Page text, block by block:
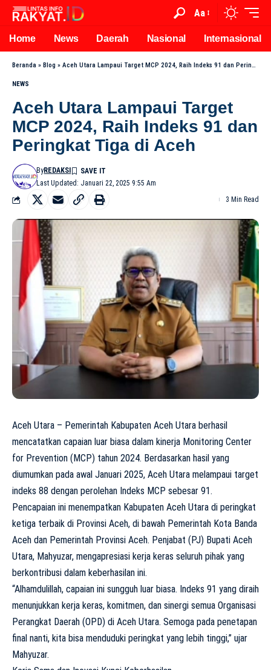
Aa
Home News Daerah Nasional Internasional
Beranda » Blog » Aceh Utara Lampaui Target MCP 2024, Raih Indeks 91 dan Peringkat Tiga di Aceh
NEWS
Aceh Utara Lampaui Target
MCP 2024, Raih Indeks 91 dan
Peringkat Tiga di Aceh
Last Updated: Januari 22, 2025 9:55 Am
ByREDAKSI
3 Min Read
Aceh Utara – Pemerintah Kabupaten Aceh Utara berhasil
mencatatkan capaian luar biasa dalam kinerja Monitoring Center
for Prevention (MCP) tahun 2024. Berdasarkan hasil yang
diumumkan pada awal Januari 2025, Aceh Utara melampaui target
indeks 88 dengan perolehan Indeks MCP sebesar 91.
Pencapaian ini menempatkan Kabupaten Aceh Utara di peringkat
ketiga terbaik di Provinsi Aceh, di bawah Pemerintah Kota Banda
Aceh dan Pemerintah Provinsi Aceh. Penjabat (PJ) Bupati Aceh
Utara, Mahyuzar, mengapresiasi kerja keras seluruh pihak yang
berkontribusi dalam keberhasilan ini.
“Alhamdulillah, capaian ini sungguh luar biasa. Indeks 91 yang diraih
menunjukkan kerja keras, komitmen, dan sinergi semua Organisasi
Perangkat Daerah (OPD) di Aceh Utara. Semoga pada penetapan
final nanti, kita bisa menduduki peringkat yang lebih tinggi,” ujar
Mahyuzar.